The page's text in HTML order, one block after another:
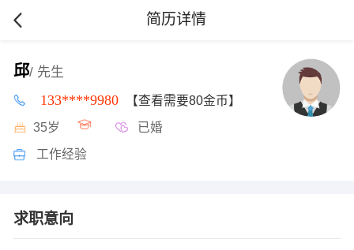
简历详情
邱/ 先生
133****9980 【查看需要80金币】
35岁 已婚
工作经验
求职意向